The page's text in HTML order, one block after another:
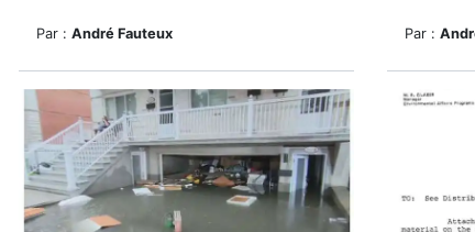
Par : André Fauteux Par :